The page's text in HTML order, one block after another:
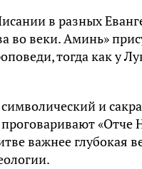
в разных
во веки. Аминь»
тогда как у
и
«Отче
важнее глубокая